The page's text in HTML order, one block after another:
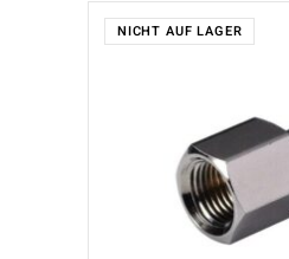
NICHT AUF LAGER